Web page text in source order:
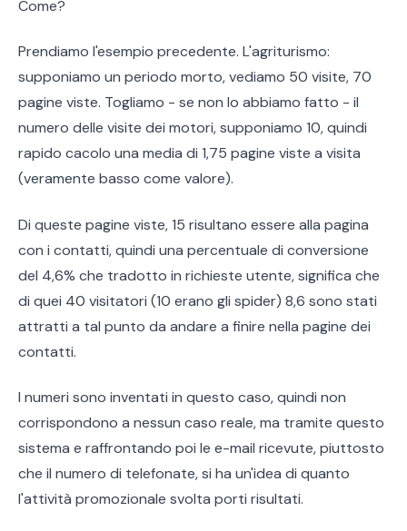
Come?
Prendiamo l'esempio precedente. L'agriturismo:
supponiamo un periodo morto, vediamo 50 visite, 70
pagine viste. Togliamo - se non lo abbiamo fatto - il
numero delle visite dei motori, supponiamo 10, quindi
rapido cacolo una media di 1,75 pagine viste a visita
(veramente basso come valore).
Di queste pagine viste, 15 risultano essere alla pagina
con i contatti, quindi una percentuale di conversione
del 4,6% che tradotto in richieste utente, significa che
di quei 40 visitatori (10 erano gli spider) 8,6 sono stati
attratti a tal punto da andare a finire nella pagine dei
contatti.
I numeri sono inventati in questo caso, quindi non
corrispondono a nessun caso reale, ma tramite questo
sistema e raffrontando poi le e-mail ricevute, piuttosto
che il numero di telefonate, si ha un'idea di quanto
l'attività promozionale svolta porti risultati.